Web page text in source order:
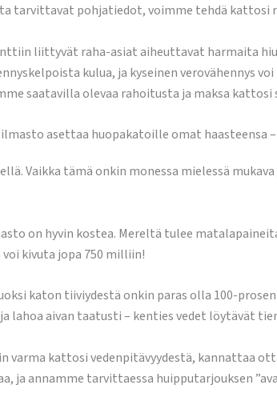
tarvittavat pohjatiedot, voimme tehdä kattosi
liittyvät raha-asiat aiheuttavat harmaita
kulua, ja kyseinen verovähennys
saatavilla olevaa rahoitusta ja maksa kattosi
asettaa huopakatoille omat haasteensa
Vaikka tämä onkin monessa mielessä
on hyvin kostea. Mereltä tulee
kivuta jopa 750 milliin!
katon tiiviydestä onkin paras olla 100-
lahoa aivan taatusti – kenties vedet löytävät
varma kattosi vedenpitävyydestä, kannattaa
ja annamme tarvittaessa huipputarjouksen